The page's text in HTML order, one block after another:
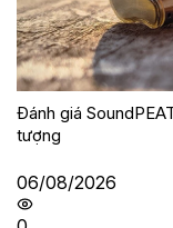
Đánh giá
tượng
06/08/2026